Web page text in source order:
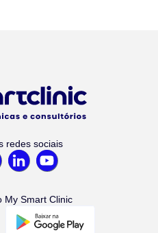
redes sociais
My Smart Clinic